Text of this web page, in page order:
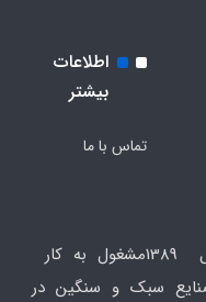
اطلاعات
بیشتر
تماس با ما
تجهیزات اندازه گیری مولتیکو از سال 1389مشغول به کار
سبک و سنگین در